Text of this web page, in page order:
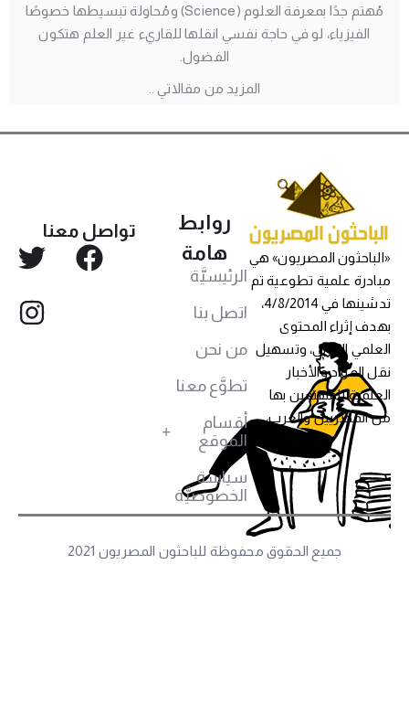
مُهتم جدًا بمعرفة العلوم (Science) ومُحاولة تبسيطها خصوصًا
الفيزياء، لو في حاجة نفسي انقلها للقاريء غير العلم هتكون
الفضول.
المزيد من مقالاتي ..
المصريون» هي
علمية تطوعية تم
تدشينها في 4/8/2014،
إثراء المحتوى
العربي، وتسهيل
المواد والأخبار
للمهتمين بها
المصريين والعرب،
روابط
هامة
الرئيسيَّة
اتصل بنا
من نحن
تطوَّع معنا
أقسام
الموقع
سياسة
الخصوصيَّة
تواصل معنا
جميع الحقوق محفوظة للباحثون المصريون 2021